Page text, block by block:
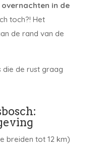
in de
toch?! Het
de rand van de
de rust graag
breiden tot 12 km)